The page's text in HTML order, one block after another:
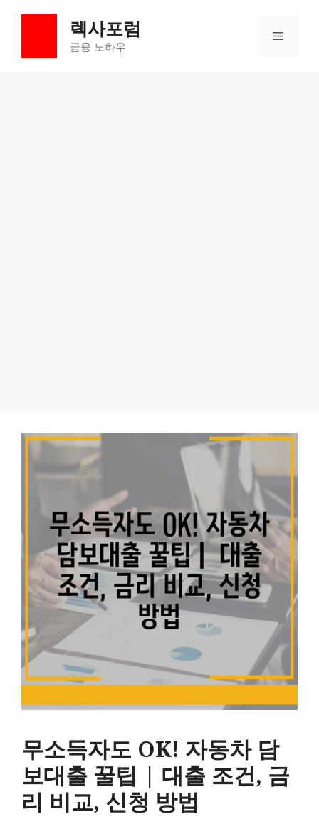
렉사포럼
금융 노하우
메
무소득자도 OK! 자동차 담
보대출 꿀팁 | 대출 조건, 금
리 비교, 신청 방법